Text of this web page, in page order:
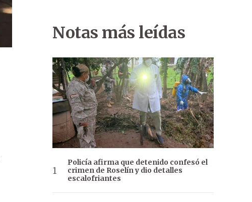
Notas más leídas
Policía afirma que detenido confesó el
crimen de Roselín y dio detalles
escalofriantes